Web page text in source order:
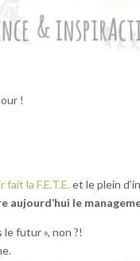
!
la F.E.T.E. et le plein
aujourd’hui le
futur », non ?!